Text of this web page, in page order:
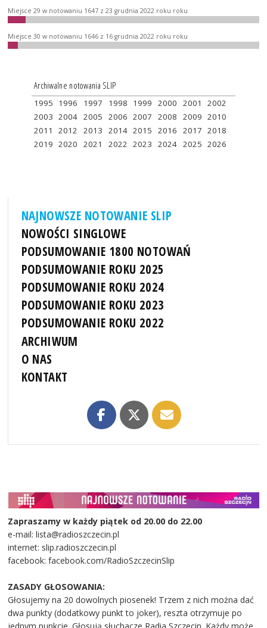
Miejsce 29 w notowaniu 1647 z 23 grudnia 2022 roku roku
Miejsce 30 w notowaniu 1646 z 16 grudnia 2022 roku roku
Archiwalne notowania SLIP
1995 1996 1997 1998 1999 2000 2001
2002
2003 2004 2005 2006 2007 2008 2009 2010
2011
2012 2013 2014 2015 2016 2017 2018
2019 2020 2021 2022 2023 2024 2025 2026
NAJNOWSZE NOTOWANIE SLIP
NOWOŚCI SINGLOWE
PODSUMOWANIE 1800 NOTOWAŃ
PODSUMOWANIE ROKU 2025
PODSUMOWANIE ROKU 2024
PODSUMOWANIE ROKU 2023
PODSUMOWANIE ROKU 2022
ARCHIWUM
O NAS
KONTAKT
Zapraszamy w każdy piątek od 20.00 do 22.00
e-mail: lista@radioszczecin.pl
internet: slip.radioszczecin.pl
facebook: facebook.com/RadioSzczecinSlip
ZASADY GŁOSOWANIA:
Głosujemy na 20 dowolnych piosenek! Trzem z nich można dać
dwa punkty (dodatkowy punkt to joker), reszta otrzymuje po
jednym punkcie. Głosują słuchacze Radia Szczecin. Każdy może